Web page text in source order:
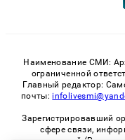
Наименование СМИ:
ограниченной
Главный редактор:
почты:
Зарегистрировавший
сфере связи,